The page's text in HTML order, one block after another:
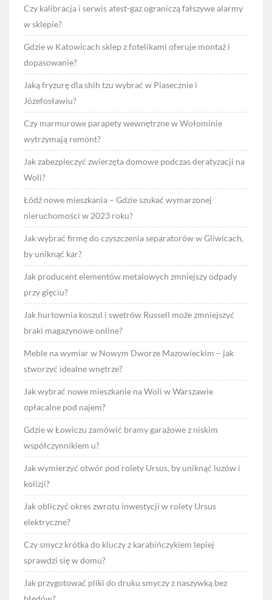
Czy kalibracja i serwis atest-gaz ograniczą fałszywe alarmy
w sklepie?
Gdzie w Katowicach sklep z fotelikami oferuje montaż i
dopasowanie?
Jaką fryzurę dla shih tzu wybrać w Piasecznie i
Józefosławiu?
Czy marmurowe parapety wewnętrzne w Wołominie
wytrzymają remont?
Jak zabezpieczyć zwierzęta domowe podczas deratyzacji na
Woli?
Łódź nowe mieszkania – Gdzie szukać wymarzonej
nieruchomości w 2023 roku?
Jak wybrać firmę do czyszczenia separatorów w Gliwicach,
by uniknąć kar?
Jak producent elementów metalowych zmniejszy odpady
przy gięciu?
Jak hurtownia koszul i swetrów Russell może zmniejszyć
braki magazynowe online?
Meble na wymiar w Nowym Dworze Mazowieckim – jak
stworzyć idealne wnętrze?
Jak wybrać nowe mieszkanie na Woli w Warszawie
opłacalne pod najem?
Gdzie w Łowiczu zamówić bramy garażowe z niskim
współczynnikiem u?
Jak wymierzyć otwór pod rolety Ursus, by uniknąć luzów i
kolizji?
Jak obliczyć okres zwrotu inwestycji w rolety Ursus
elektryczne?
Czy smycz krótka do kluczy z karabińczykiem lepiej
sprawdzi się w domu?
Jak przygotować pliki do druku smyczy z naszywką bez